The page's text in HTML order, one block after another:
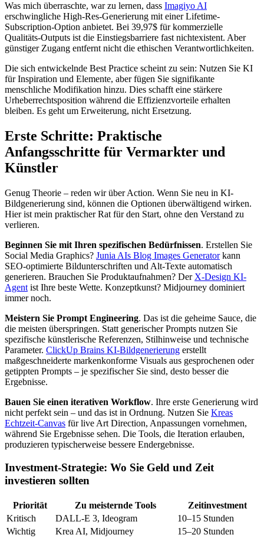
Was mich überraschte, war zu lernen, dass Imagiyo AI
erschwingliche High-Res-Generierung mit einer Lifetime-
Subscription-Option anbietet. Bei 39,97$ für kommerzielle
Qualitäts-Outputs ist die Einstiegsbarriere fast nichtexistent. Aber
günstiger Zugang entfernt nicht die ethischen Verantwortlichkeiten.
Die sich entwickelnde Best Practice scheint zu sein: Nutzen Sie KI
für Inspiration und Elemente, aber fügen Sie signifikante
menschliche Modifikation hinzu. Dies schafft eine stärkere
Urheberrechtsposition während die Effizienzvorteile erhalten
bleiben. Es geht um Erweiterung, nicht Ersetzung.
Erste Schritte: Praktische
Anfangsschritte für Vermarkter und
Künstler
Genug Theorie – reden wir über Action. Wenn Sie neu in KI-
Bildgenerierung sind, können die Optionen überwältigend wirken.
Hier ist mein praktischer Rat für den Start, ohne den Verstand zu
verlieren.
Beginnen Sie mit Ihren spezifischen Bedürfnissen. Erstellen Sie
Social Media Graphics? Junia AIs Blog Images Generatorkann
SEO-optimierte Bildunterschriften und Alt-Texte automatisch
generieren. Brauchen Sie Produktaufnahmen? Der X-Design KI-
Agent ist Ihre beste Wette. Konzeptkunst? Midjourney dominiert
immer noch.
Meistern Sie Prompt Engineering. Das ist die geheime Sauce, die
die meisten überspringen. Statt generischer Prompts nutzen Sie
spezifische künstlerische Referenzen, Stilhinweise und technische
Parameter. ClickUp Brains KI-Bildgenerierung erstellt
maßgeschneiderte markenkonforme Visuals aus gesprochenen oder
getippten Prompts – je spezifischer Sie sind, desto besser die
Ergebnisse.
Bauen Sie einen iterativen Workflow. Ihre erste Generierung wird
nicht perfekt sein – und das ist in Ordnung. Nutzen Sie Kreas
Echtzeit-Canvas für live Art Direction, Anpassungen vornehmen,
während Sie Ergebnisse sehen. Die Tools, die Iteration erlauben,
produzieren typischerweise bessere Endergebnisse.
Investment-Strategie: Wo Sie Geld und Zeit
investieren sollten
Priorität Zu meisternde Tools
Zeitinvestment
Kritisch
DALL-E 3, Ideogram
10–15 Stunden
Wichtig
Krea AI, Midjourney
15–20 Stunden